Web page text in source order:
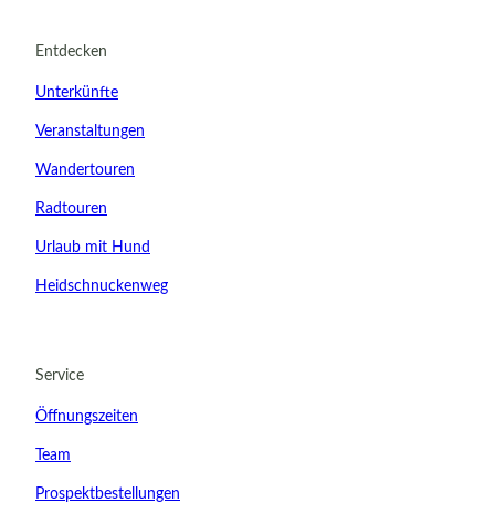
Kinder
Entdecken
Unterkünfte
Veranstaltungen
Wandertouren
Radtouren
Urlaub mit Hund
Heidschnuckenweg
Service
Öffnungszeiten
Team
Prospektbestellungen